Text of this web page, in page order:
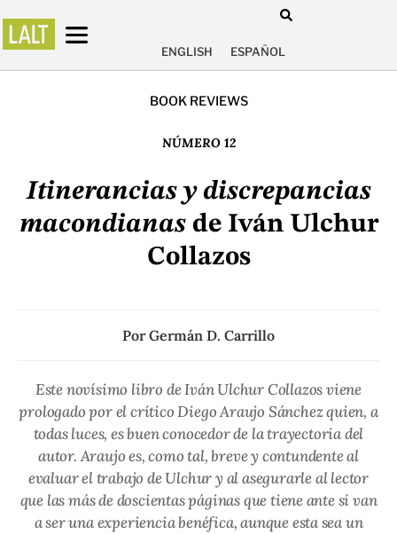
ENGLISH ESPAÑOL
BOOK REVIEWS
NÚMERO 12
Itinerancias y discrepancias
macondianasde Iván Ulchur
Collazos
PorGermán D. Carrillo
Este novísimo libro de Iván Ulchur Collazos viene
prologado por el crítico Diego Araujo Sánchez quien, a
todas luces, es buen conocedor de la trayectoria del
autor. Araujo es, como tal, breve y contundente al
evaluar el trabajo de Ulchur y al asegurarle al lector
que las más de doscientas páginas que tiene ante sí van
a ser una experiencia benéfica, aunque esta sea un